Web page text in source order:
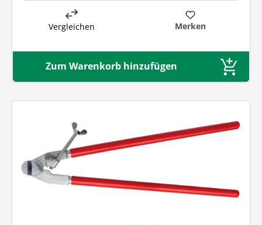
Vergleichen Merken
Zum Warenkorb hinzufügen